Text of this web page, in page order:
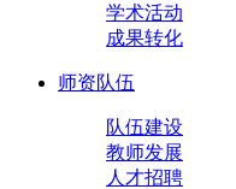
学术活动
成果转化
师资队伍
队伍建设
教师发展
人才招聘